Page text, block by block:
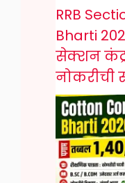
RRB
Bharti
सेक्शन
नोकरीची